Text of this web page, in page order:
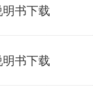
书下载
书下载